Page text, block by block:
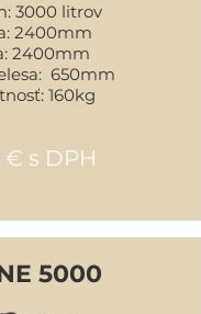
3000 litrov
2400mm
2400mm
650mm
160kg
€ s DPH
5000